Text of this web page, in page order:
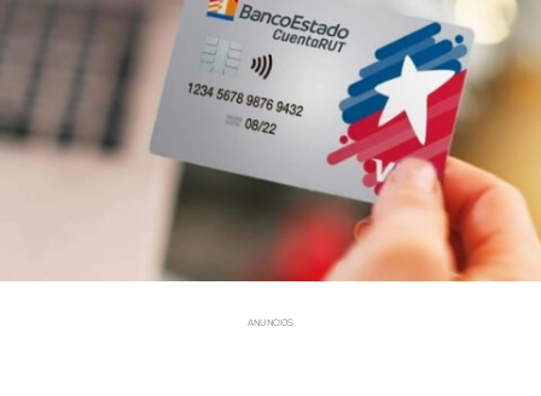
ANUNCIOS